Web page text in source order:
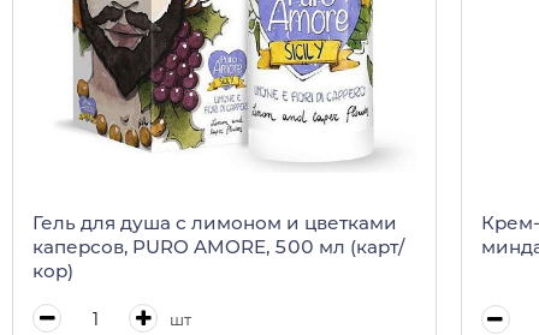
Гель для душа с лимоном и цветками
каперсов, PURO AMORE, 500 мл (карт/
кор)
шт